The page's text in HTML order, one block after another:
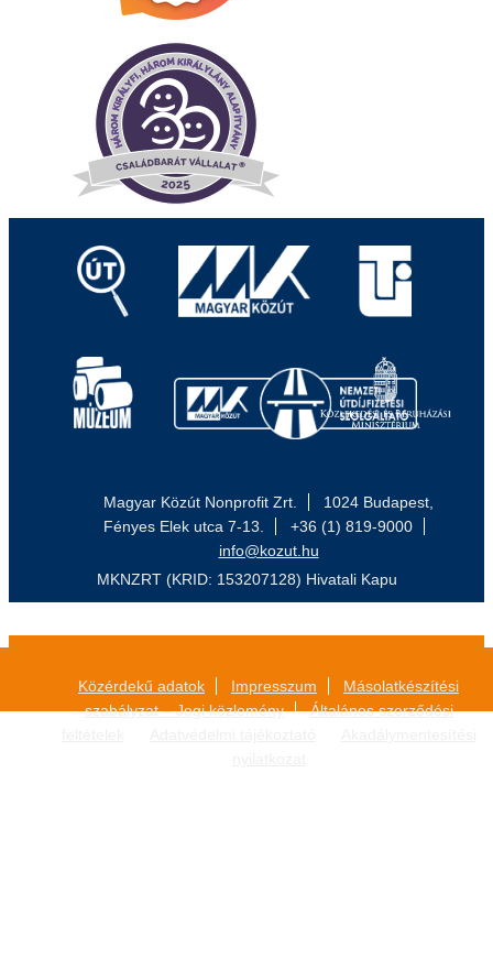
Magyar Közút Nonprofit Zrt.
1024 Budapest,
Fényes Elek utca 7-13.
+36 (1) 819-9000
info@kozut.hu
MKNZRT (KRID: 153207128) Hivatali Kapu
Közérdekű adatok Impresszum
Másolatkészítési
szabályzat – Jogi közlemény
Általános szerződési